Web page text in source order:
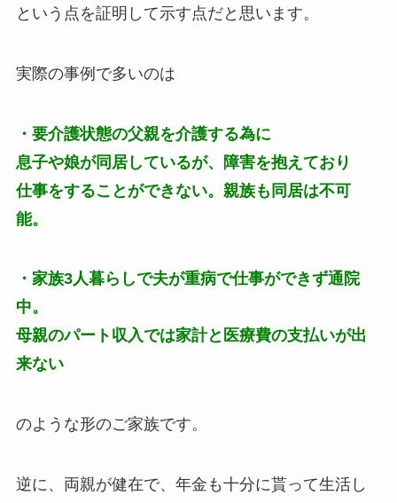
という点を証明して示す点だと思います。
実際の事例で多いのは
・要介護状態の父親を介護する為に
息子や娘が同居しているが、障害を抱えており
仕事をすることができない。親族も同居は不可
能。
・家族3人暮らしで夫が重病で仕事ができず通院
中。
母親のパート収入では家計と医療費の支払いが出
来ない
のような形のご家族です。
逆に、両親が健在で、年金も十分に貰って生活し